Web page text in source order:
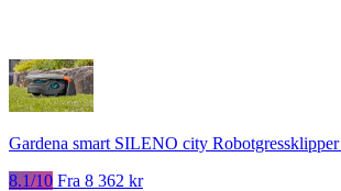
Gardena smart SILENO city Robotgressklipper
8.1/10 Fra 8 362 kr